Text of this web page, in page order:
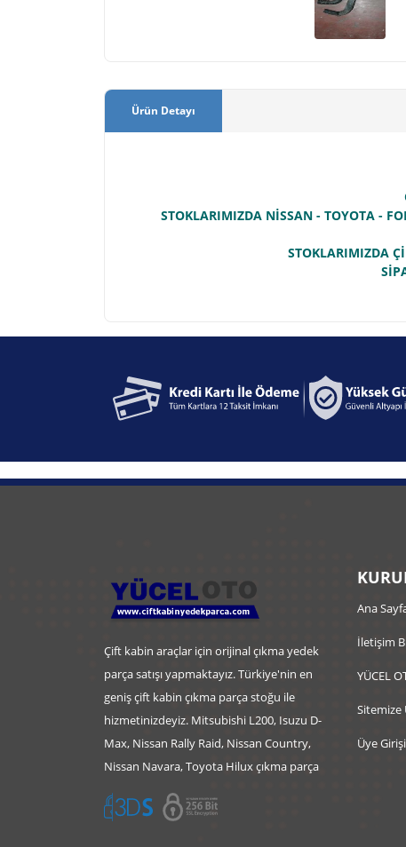
Ürün Detayı
STOKLARIMIZDA NİSSAN - TOYOTA -
STOKLARIMIZDA
Çift kabin araçlar için orijinal çıkma yedek
parça satışı yapmaktayız. Türkiye'nin en
geniş çift kabin çıkma parça stoğu ile
hizmetinizdeyiz. Mitsubishi L200, Isuzu D-
Max, Nissan Rally Raid, Nissan Country,
Nissan Navara, Toyota Hilux çıkma parça
Ana
İletişim
YÜCEL
Sitemize
Üye Girişi